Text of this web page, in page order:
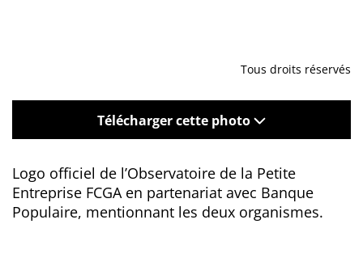
Tous droits réservés
Télécharger cette photo
Logo officiel de l’Observatoire de la Petite
Entreprise FCGA en partenariat avec Banque
Populaire, mentionnant les deux organismes.